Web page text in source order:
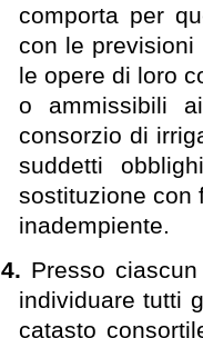
comporta per
con le
le opere di loro
o ammissibili
consorzio di
suddetti
sostituzione con
inadempiente.
4. Presso
individuare tutti
catasto